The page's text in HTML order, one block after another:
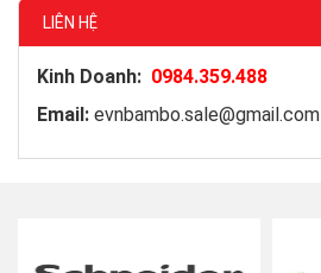
LIÊN HỆ
Kinh Doanh: 0984.359.488
Email: evnbambo.sale@gmail.com